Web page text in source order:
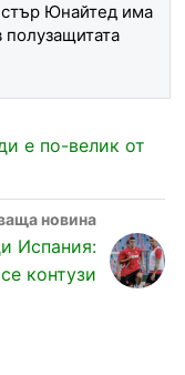
Юнайтед има
е по-велик от
Испания:
контузи